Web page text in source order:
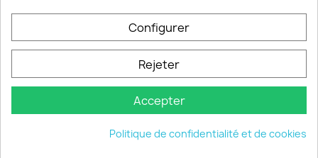
keyboard_arrow_down
Configurer
Rejeter
Accepter
Politique de confidentialité et de cookies